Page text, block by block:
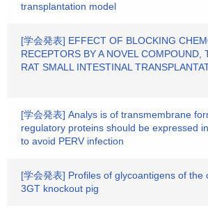
transplantation model
[学会発表] EFFECT OF BLOCKING
RECEPTORS BY A NOVEL COMPOUND,
RAT SMALL INTESTINAL
[学会発表] Analys is of transmembrane
regulatory proteins should be expressed
to avoid PERV infection
[学会発表] Profiles of glycoantigens of the
3GT knockout pig